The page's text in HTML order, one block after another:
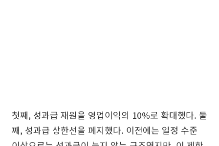
첫째, 성과급 재원을 영업이익의 10%로 확대했다. 둘
째, 성과급 상한선을 폐지했다. 이전에는 일정 수준